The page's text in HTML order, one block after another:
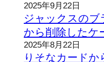
2025年9月22日
ジャックスのブ
から削除したケ
2025年8月22日
りそなカードか